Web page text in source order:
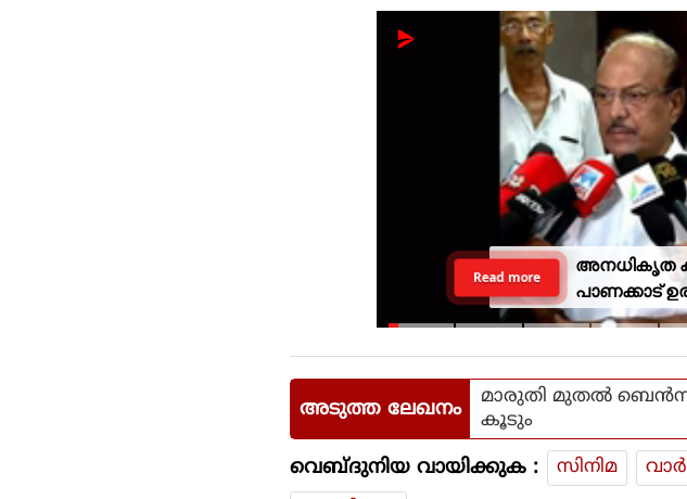
അനധികൃത
പാണക്കാട്
Read more
അടുത്ത ലേഖനം
മാരുതി മുതൽ
കൂടും
വെബ്ദുനിയ വായിക്കുക : സിനിമ